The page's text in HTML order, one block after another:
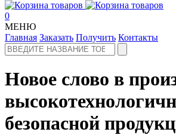
0
МЕНЮ
Главная Заказать Получить Контакты
Новое слово в
безопасной